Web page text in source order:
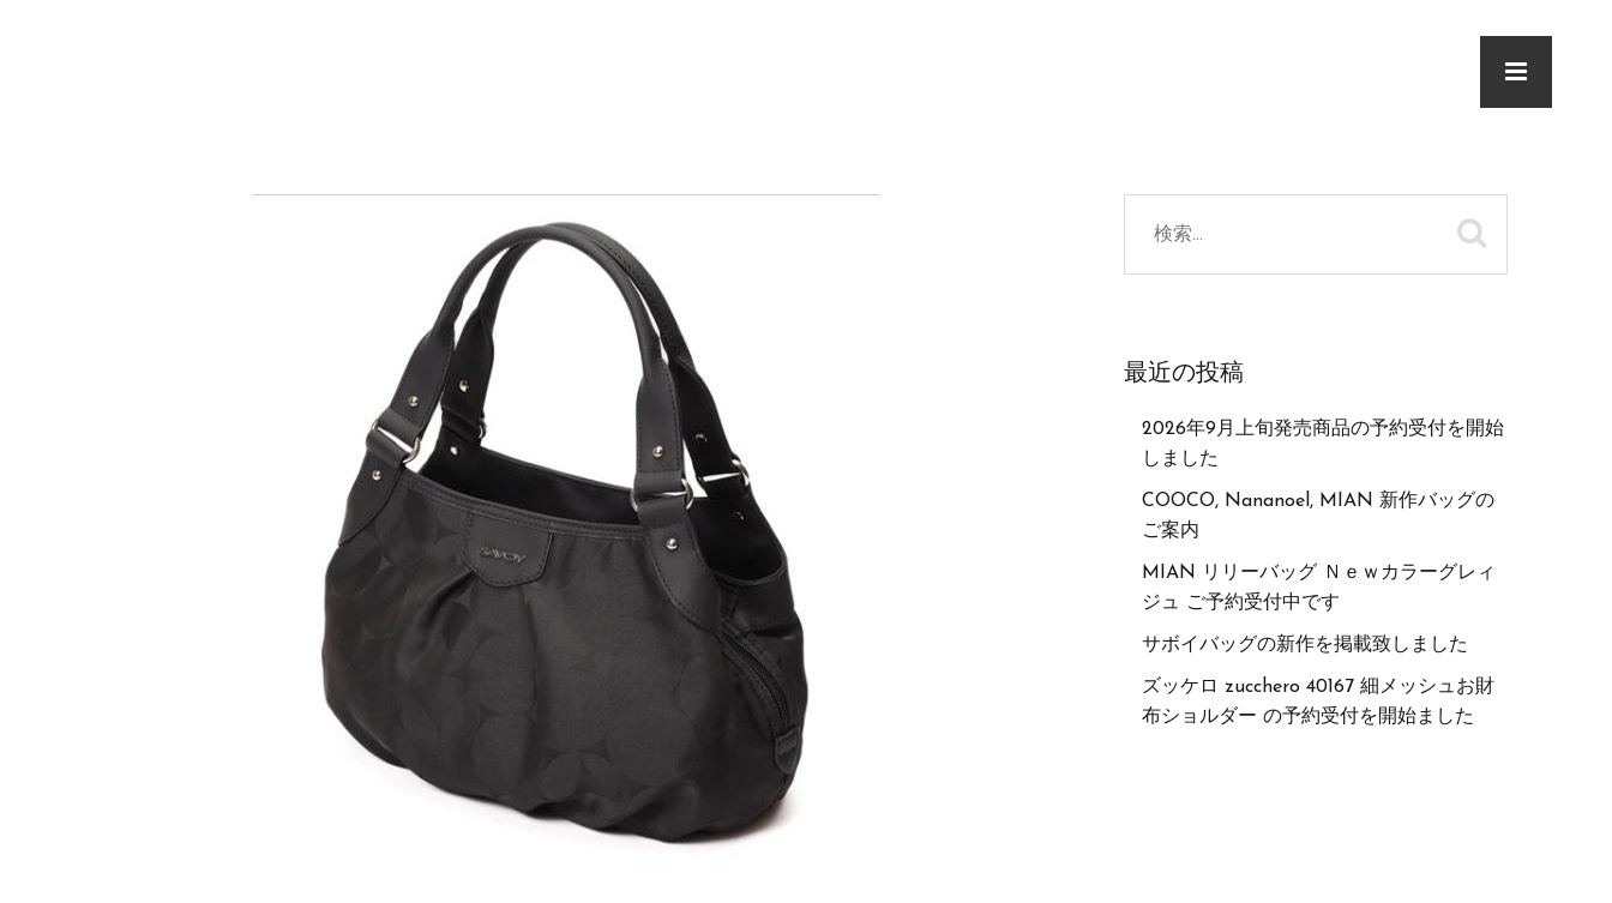
最近の投稿
2026年9月上旬発売商品の予約受付を開始
しました
COOCO, Nananoel, MIAN 新作バッグの
ご案内
MIAN リリーバッグ Ｎｅｗカラーグレィ
ジュ ご予約受付中です
サボイバッグの新作を掲載致しました
ズッケロ zucchero 40167 細メッシュお財
布ショルダー の予約受付を開始ました